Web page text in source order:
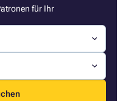
für Ihr